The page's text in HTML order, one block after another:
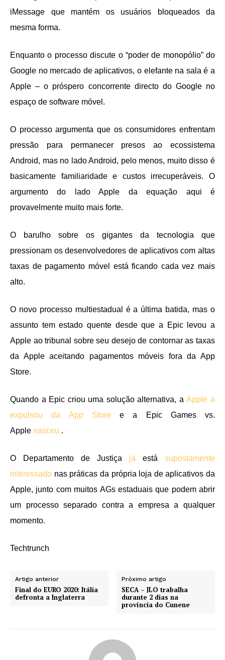
iMessage que mantém os usuários bloqueados da
mesma forma.
Enquanto o processo discute o “poder de monopólio” do
Google no mercado de aplicativos, o elefante na sala é a
Apple – o próspero concorrente directo do Google no
espaço de software móvel.
O processo argumenta que os consumidores enfrentam
pressão para permanecer presos ao ecossistema
Android, mas no lado Android, pelo menos, muito disso é
basicamente familiaridade e custos irrecuperáveis. O
argumento do lado Apple da equação aqui é
provavelmente muito mais forte.
O barulho sobre os gigantes da tecnologia que
pressionam os desenvolvedores de aplicativos com altas
taxas de pagamento móvel está ficando cada vez mais
alto.
O novo processo multiestadual é a última batida, mas o
assunto tem estado quente desde que a Epic levou a
Apple ao tribunal sobre seu desejo de contornar as taxas
da Apple aceitando pagamentos móveis fora da App
Store.
Quando a Epic criou uma solução alternativa, aApple a
expulsou da App Storee a Epic Games vs.
Apple nasceu .
O Departamento de Justiça já está supostamente
interessado nas práticas da própria loja de aplicativos da
Apple, junto com muitos AGs estaduais que podem abrir
um processo separado contra a empresa a qualquer
momento.
Techtrunch
Artigo anterior
Final do EURO 2020: Itália
defronta a Inglaterra
Próximo artigo
SECA – JLO trabalha
durante 2 dias na
província do Cunene